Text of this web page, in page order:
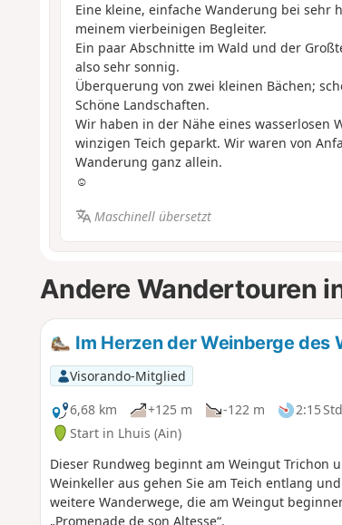
Eine kleine, einfache Wanderung bei sehr
meinem vierbeinigen Begleiter.
Ein paar Abschnitte im Wald und der
also sehr sonnig.
Überquerung von zwei kleinen Bächen;
Schöne Landschaften.
Wir haben in der Nähe eines wasserlosen
winzigen Teich geparkt. Wir waren von
Wanderung ganz allein.
☺️
Maschinell übersetzt
Andere Wandertouren
Im Herzen der Weinberge des
Visorando-Mitglied
6,68 km
+125 m -122 m 2:15
Start in Lhuis (Ain)
Dieser Rundweg beginnt am Weingut Trichon
Weinkeller aus gehen Sie am Teich entlang
weitere Wanderwege, die am Weingut
„Promenade de son Altesse“.